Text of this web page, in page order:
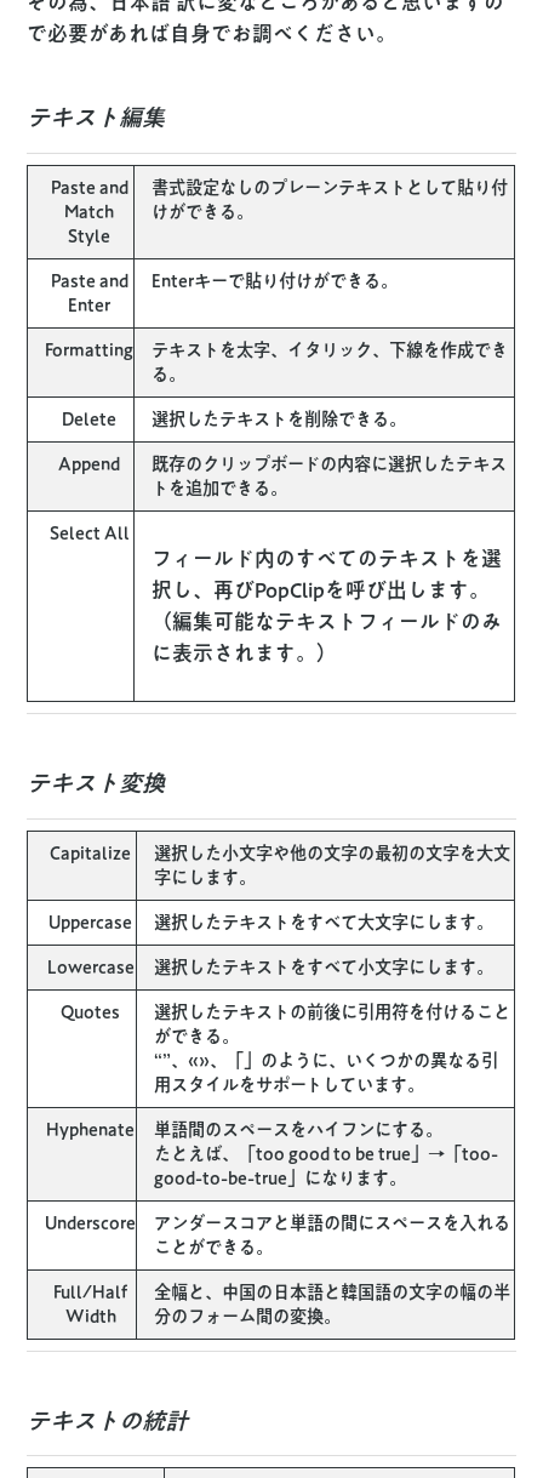
で必要があれば自身でお調べください。
テキスト編集
Paste and
Match
Style
書式設定なしのプレーンテキストとして貼り付
けができる。
Paste and
Enter
Enterキーで貼り付けができる。
Formatting
テキストを太字、イタリック、下線を作成でき
る。
Delete 選択したテキストを削除できる。
Append
既存のクリップボードの内容に選択したテキス
トを追加できる。
Select All
フィールド内のすべてのテキストを選
択し、再びPopClipを呼び出します。
（編集可能なテキストフ​​ィールドのみ
に表示されます。）
テキスト変換
Capitalize
選択した小文字や他の文字の最初の文字を大文
字にします。
Uppercase 選択したテキストをすべて大文字にします。
Lowercase 選択したテキストをすべて小文字にします。
Quotes
選択したテキストの前後に引用符を付けること
ができる。
“”、«»、「」のように、いくつかの異なる引
用スタイルをサポートしています。
Hyphenate
単語間のスペースをハイフンにする。
たとえば、「too good to be true」→「too-
good-to-be-true」になります。
Underscore
アンダースコアと単語の間にスペースを入れる
ことができる。
Full/Half
Width
全幅と、中国の日本語と韓国語の文字の幅の半
分のフォーム間の変換。
テキストの統計